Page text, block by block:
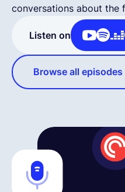
Compagnie
Français
conversations about the
Listen on
Browse all episodes